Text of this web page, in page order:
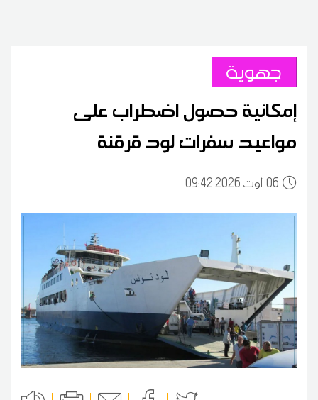
جهوية
إمكانية حصول اضطراب على
مواعيد سفرات لود قرقنة
0609:42 2026 أوت